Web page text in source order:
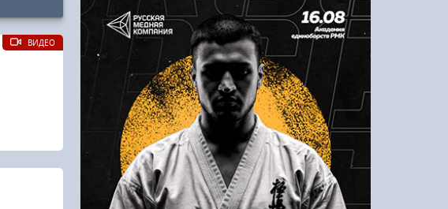
ВИДЕО
Логин:
Пароль
Войти
Напомнить пароль